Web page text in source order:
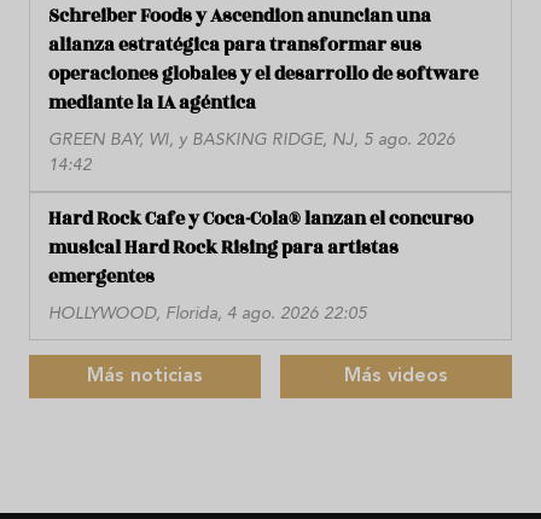
Schreiber Foods y Ascendion anuncian una
alianza estratégica para transformar sus
operaciones globales y el desarrollo de software
mediante la IA agéntica
GREEN BAY, WI, y BASKING RIDGE, NJ, 5 ago. 2026
14:42
Hard Rock Cafe y Coca-Cola® lanzan el concurso
musical Hard Rock Rising para artistas
emergentes
HOLLYWOOD, Florida, 4 ago. 2026 22:05
Más noticias Más videos